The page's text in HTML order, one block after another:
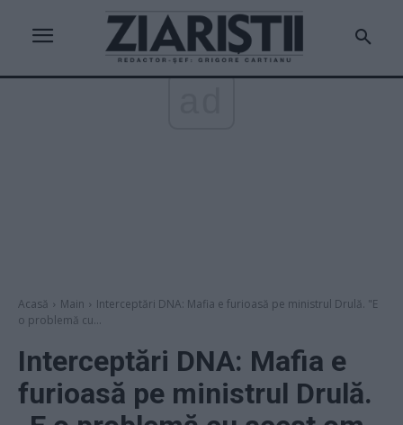
Acasă Main
Interceptări DNA: Mafia e furioasă pe ministrul Drulă. "E
o problemă cu...
Interceptări DNA: Mafia e
furioasă pe ministrul Drulă.